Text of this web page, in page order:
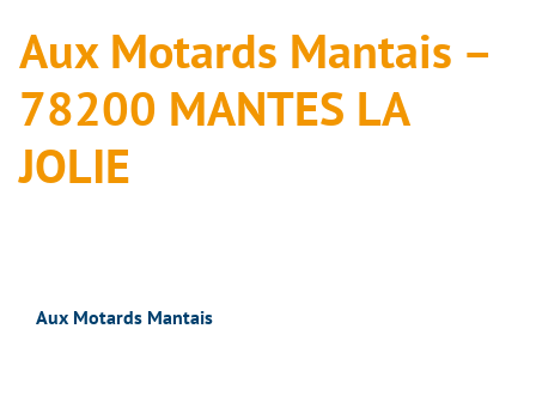
Aux Motards Mantais –
78200 MANTES LA
JOLIE
Aux Motards Mantais